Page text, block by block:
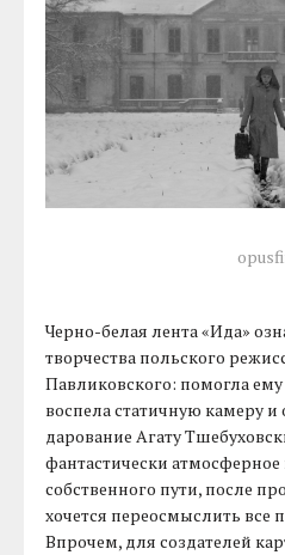
Черно-белая лента «Ида»
творчества польского
Павликовского: помогла
воспела статичную камеру
дарование Агату
фантастически
собственного пути, после
хочется переосмыслить все
Впрочем, для создателей